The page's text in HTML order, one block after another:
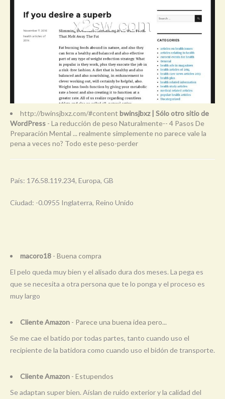
http://bwinsjbxz.com/#content bwinsjbxz | Sólo otro sitio de
WordPress - La reducción de peso Naturalmente-- 4 Pasos De
Preparación Mental ... realmente simplemente no parece vale la
pena a veces no? Todo este peso-perder
País: 176.58.119.234, Europa, GB
Ciudad: -0.0955 Inglaterra, Reino Unido
macoro18 - Buena compra
El pelo queda muy bien y el alisado dura dos meses. La pega es
que se necesita a otra persona que te lo ponga y el proceso es
muy largo
Cliente Amazon - Parece una buena idea pero...
Se me cae el batido por todas partes, tanto cuando uso el
recipiente de la batidora como cuando uso el bidón de transporte.
Cliente Amazon - Estupendos
Se adaptan super bien. Aíslan de ruido exterior y la calidad del